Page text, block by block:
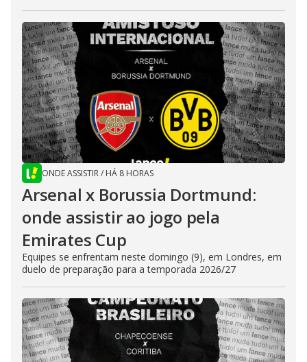
ONDE ASSISTIR/ HÁ 8 HORAS
Arsenal x Borussia Dortmund:
onde assistir ao jogo pela
Emirates Cup
Equipes se enfrentam neste domingo (9), em Londres, em
duelo de preparação para a temporada 2026/27